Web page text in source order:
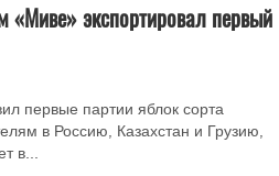
«Миве» экспортировал первый
первые партии яблок сорта
в Россию, Казахстан и Грузию,
в...